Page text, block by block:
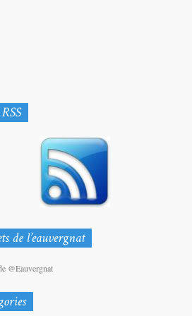
@Eauvergnat